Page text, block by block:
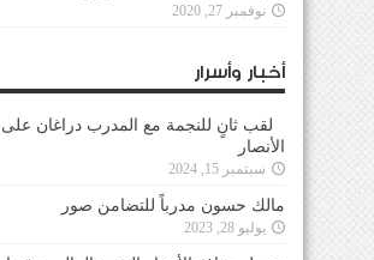
نوفمبر 27, 2020
أخبار وأسرار
لقب ثانٍ للنجمة مع المدرب دراغان
الأنصار
سبتمبر 15, 2024
مالك حسون مدرباً للتضامن صور
يوليو 28, 2023